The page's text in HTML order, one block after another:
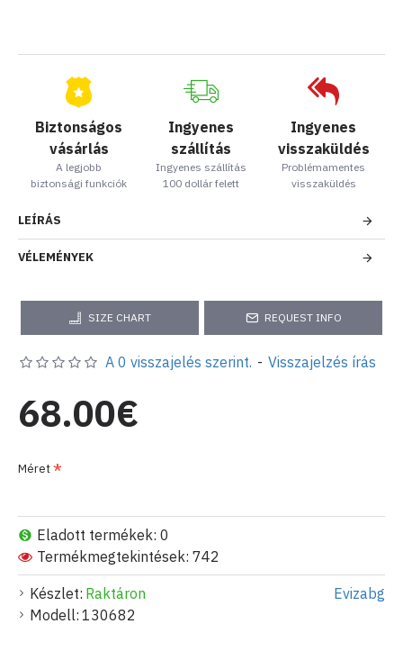
Biztonságos
vásárlás
A legjobb
biztonsági funkciók
Ingyenes
szállítás
Ingyenes szállítás
100 dollár felett
Ingyenes
visszaküldés
Problémamentes
visszaküldés
LEÍRÁS
VÉLEMÉNYEK
SIZE CHART REQUEST INFO
Készlet: Raktáron
Modell: 130682
Evizabg
Eladott termékek: 0
Termékmegtekintések: 742
A 0 visszajelés szerint. - Visszajelzés írás
68.00€
Méret